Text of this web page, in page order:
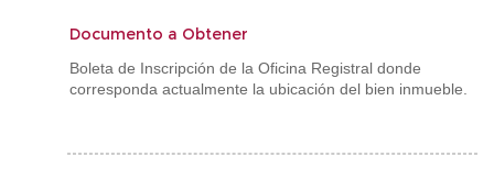
Documento a Obtener
Boleta de Inscripción de la Oficina Registral donde
corresponda actualmente la ubicación del bien inmueble.